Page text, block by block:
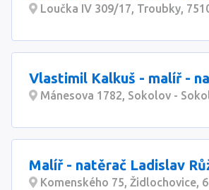
Loučka IV 309/17, Troubky,
Vlastimil Kalkuš - malíř -
Mánesova 1782, Sokolov -
Malíř - natěrač Ladislav
Komenského 75, Židlochovice,